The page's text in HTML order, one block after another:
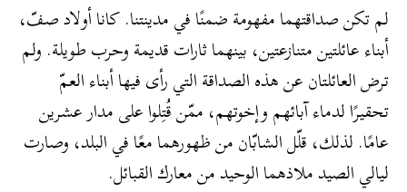
لم تكن صداقتهما مفهومة ضمنًا في مدينتنا. كانا أولاد صفّ،
أبناء عائلتين متنازعتين، بينهما ثارات قديمة وحرب طويلة. ولم
ترض العائلتان عن هذه الصداقة التي رأى فيها أبناء العمّ
تحقيرًا لدماء آبائهم وإخوتهم، ممّن قُتِلوا على مدار عشرين
عامًا. لذلك، قلّل الشابّان من ظهورهما معًا في البلد، وصارت
ليالي الصيد ملاذهما الوحيد من معارك القبائل.